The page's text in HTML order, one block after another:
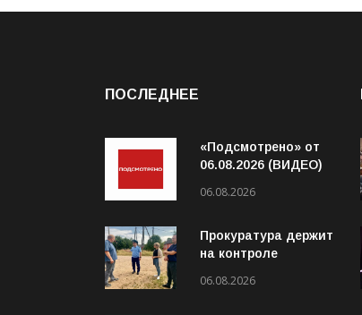
ПОСЛЕДНЕЕ
«Подсмотрено» от
06.08.2026 (ВИДЕО)
06.08.2026
Прокуратура держит
на контроле
пассажирских
06.08.2026